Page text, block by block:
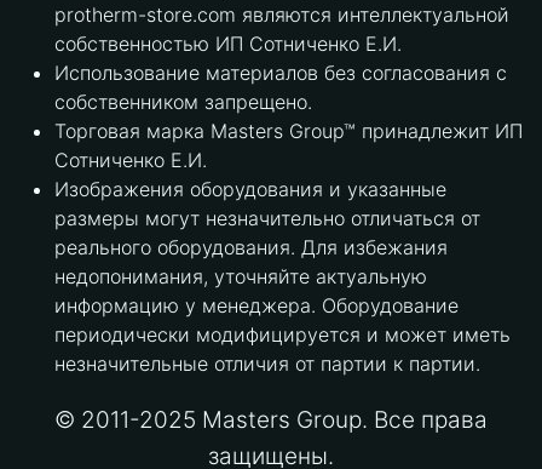
protherm-store.com являются интеллектуальной
собственностью ИП Сотниченко Е.И.
Использование материалов без согласования с
собственником запрещено.
Торговая марка Masters Group™ принадлежит ИП
Сотниченко Е.И.
Изображения оборудования и указанные
размеры могут незначительно отличаться от
реального оборудования. Для избежания
недопонимания, уточняйте актуальную
информацию у менеджера. Оборудование
периодически модифицируется и может иметь
незначительные отличия от партии к партии.
© 2011-2025 Masters Group. Все права
защищены.